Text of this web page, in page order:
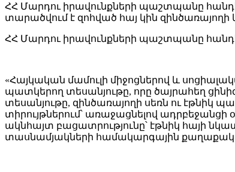
ՀՀ Մարդու իրավունքների պաշտպանը
տարածվում է զոհված հայ կին
ՀՀ Մարդու իրավունքների պաշտպանը
«Հայկական մամուլի միջոցներով և
պատկերող տեսանյութը, որը ծայրահեղ
տեսանյութը, զինծառայողի սեռն ու էթնիկ
տիրույթներում՝ առաջացնելով
ակնհայտ բացատրությունը՝ էթնիկ հայի
տասնամյակների համակարգային